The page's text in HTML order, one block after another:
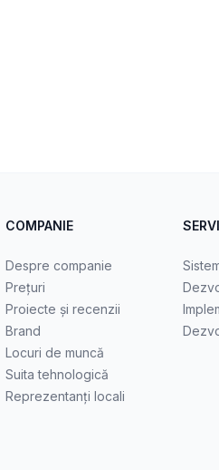
COMPANIE
Despre companie
Prețuri
Proiecte și recenzii
Brand
Locuri de muncă
Suita tehnologică
Reprezentanți locali